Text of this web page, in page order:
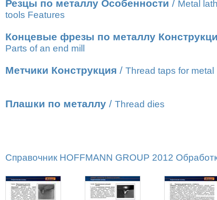
Резцы по металлу Особенности / Metal
tools Features
Концевые фрезы по металлу
Parts of an end mill
Метчики Конструкция / Thread taps for metal
Плашки по металлу / Thread dies
Справочник HOFFMANN GROUP 2012